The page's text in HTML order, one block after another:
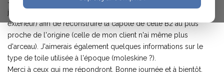
j'aurais besoin de quelques photos de capotes (intérieur et
extérieur) afin de reconstruire la capote de cette B2 au plus
proche de l'origine (celle de mon client n'ai même plus
d'arceau). J'aimerais également quelques informations sur le
type de toile utilisée à l'époque (moleskine ?).
Merci à ceux qui me répondront. Bonne journée et à bientôt.